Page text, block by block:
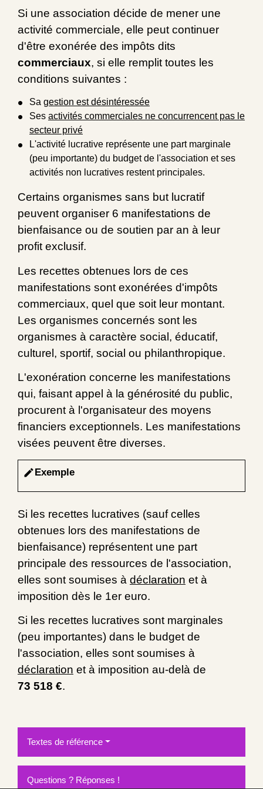
Si une association décide de mener une
activité commerciale, elle peut continuer
d'être exonérée des impôts dits
commerciaux, si elle remplit toutes les
conditions suivantes :
Sa gestion est désintéressée
Ses activités commerciales ne concurrencent pas le
secteur privé
L'activité lucrative représente une part marginale
(peu importante) du budget de l'association et ses
activités non lucratives restent principales.
Certains organismes sans but lucratif
peuvent organiser 6 manifestations de
bienfaisance ou de soutien par an à leur
profit exclusif.
Les recettes obtenues lors de ces
manifestations sont exonérées d'impôts
commerciaux, quel que soit leur montant.
Les organismes concernés sont les
organismes à caractère social, éducatif,
culturel, sportif, social ou philanthropique.
L'exonération concerne les manifestations
qui, faisant appel à la générosité du public,
procurent à l'organisateur des moyens
financiers exceptionnels. Les manifestations
visées peuvent être diverses.
editExemple
Si les recettes lucratives (sauf celles
obtenues lors des manifestations de
bienfaisance) représentent une part
principale des ressources de l'association,
elles sont soumises à déclaration et à
imposition dès le 1er euro.
Si les recettes lucratives sont marginales
(peu importantes) dans le budget de
l'association, elles sont soumises à
déclaration et à imposition au-delà de
73 518 €.
Textes de référence
Questions ? Réponses !